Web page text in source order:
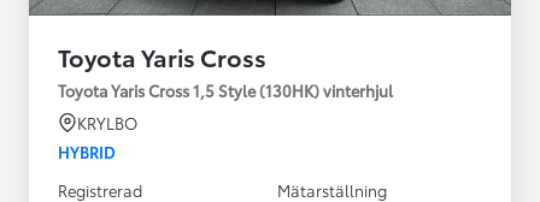
Toyota Yaris Cross
Toyota Yaris Cross 1,5 Style (130HK) vinterhjul
KRYLBO
HYBRID
Registrerad
Mätarställning